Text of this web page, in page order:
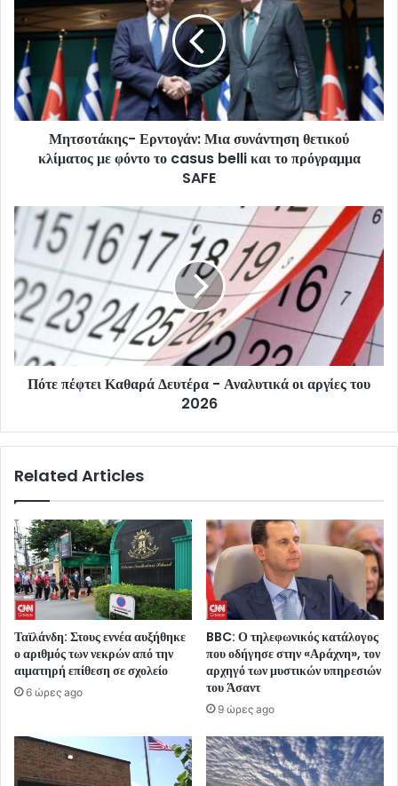
Μητσοτάκης- Ερντογάν: Μια συνάντηση θετικού
κλίματος με φόντο το casus belli και το πρόγραμμα
SAFE
Πότε πέφτει Καθαρά Δευτέρα - Αναλυτικά οι αργίες του
2026
Related Articles
Ταϊλάνδη: Στους εννέα αυξήθηκε
ο αριθμός των νεκρών από την
αιματηρή επίθεση σε σχολείο
6 ώρες ago
BBC: Ο τηλεφωνικός κατάλογος
που οδήγησε στην «Αράχνη», τον
αρχηγό των μυστικών υπηρεσιών
του Άσαντ
9 ώρες ago